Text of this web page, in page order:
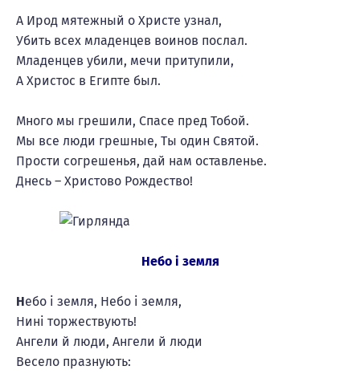
А Ирод мятежный о Христе узнал,
Убить всех младенцев воинов послал.
Младенцев убили, мечи притупили,
А Христос в Египте был.
Много мы грешили, Спасе пред Тобой.
Мы все люди грешные, Ты один Святой.
Прости согрешенья, дай нам оставленье.
Днесь – Христово Рождество!
Небо і земля
Небо і земля, Небо і земля,
Нині торжествують!
Ангели й люди, Ангели й люди
Весело празнують: